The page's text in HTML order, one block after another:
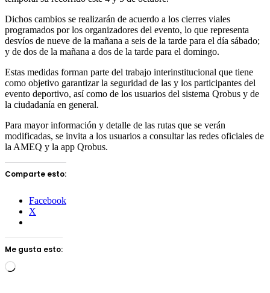
Dichos cambios se realizarán de acuerdo a los cierres viales
programados por los organizadores del evento, lo que representa
desvíos de nueve de la mañana a seis de la tarde para el día sábado;
y de dos de la mañana a dos de la tarde para el domingo.
Estas medidas forman parte del trabajo interinstitucional que tiene
como objetivo garantizar la seguridad de las y los participantes del
evento deportivo, así como de los usuarios del sistema Qrobus y de
la ciudadanía en general.
Para mayor información y detalle de las rutas que se verán
modificadas, se invita a los usuarios a consultar las redes oficiales de
la AMEQ y la app Qrobus.
Comparte esto:
Facebook
X
Me gusta esto:
Loading…